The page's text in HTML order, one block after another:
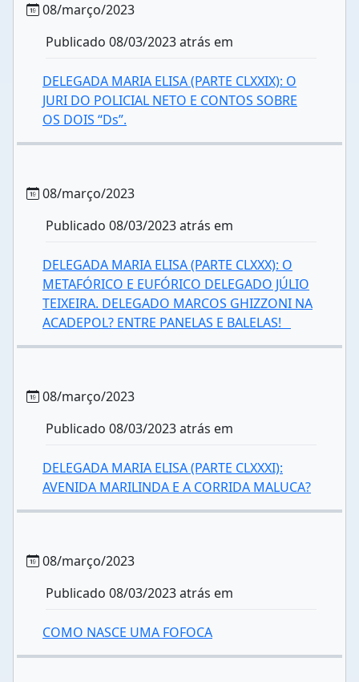
08/março/2023
Publicado 08/03/2023 atrás em
DELEGADA MARIA ELISA (PARTE CLXXIX): O
JURI DO POLICIAL NETO E CONTOS SOBRE
OS DOIS “Ds”.
08/março/2023
Publicado 08/03/2023 atrás em
DELEGADA MARIA ELISA (PARTE CLXXX): O
METAFÓRICO E EUFÓRICO DELEGADO JÚLIO
TEIXEIRA. DELEGADO MARCOS GHIZZONI NA
ACADEPOL? ENTRE PANELAS E BALELAS!
08/março/2023
Publicado 08/03/2023 atrás em
DELEGADA MARIA ELISA (PARTE CLXXXI):
AVENIDA MARILINDA E A CORRIDA MALUCA?
08/março/2023
Publicado 08/03/2023 atrás em
COMO NASCE UMA FOFOCA